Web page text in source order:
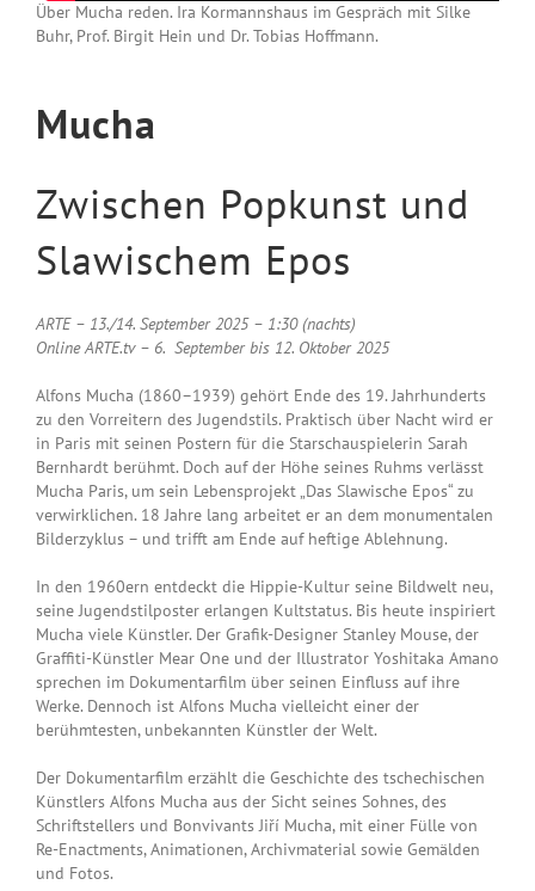
Über Mucha reden. Ira Kormannshaus im Gespräch mit Silke
Buhr, Prof. Birgit Hein und Dr. Tobias Hoffmann.
Mucha
Zwischen Popkunst und
Slawischem Epos
ARTE – 13./14. September 2025 – 1:30 (nachts)
Online ARTE.tv – 6. September bis 12. Oktober 2025
Alfons Mucha (1860–1939) gehört Ende des 19. Jahrhunderts
zu den Vorreitern des Jugendstils. Praktisch über Nacht wird er
in Paris mit seinen Postern für die Starschauspielerin Sarah
Bernhardt berühmt. Doch auf der Höhe seines Ruhms verlässt
Mucha Paris, um sein Lebensprojekt „Das Slawische Epos“ zu
verwirklichen. 18 Jahre lang arbeitet er an dem monumentalen
Bilderzyklus – und trifft am Ende auf heftige Ablehnung.
In den 1960ern entdeckt die Hippie-Kultur seine Bildwelt neu,
seine Jugendstilposter erlangen Kultstatus. Bis heute inspiriert
Mucha viele Künstler. Der Grafik-Designer Stanley Mouse, der
Graffiti-Künstler Mear One und der Illustrator Yoshitaka Amano
sprechen im Dokumentarfilm über seinen Einfluss auf ihre
Werke. Dennoch ist Alfons Mucha vielleicht einer der
berühmtesten, unbekannten Künstler der Welt.
Der Dokumentarfilm erzählt die Geschichte des tschechischen
Künstlers Alfons Mucha aus der Sicht seines Sohnes, des
Schriftstellers und Bonvivants Jiří Mucha, mit einer Fülle von
Re-Enactments, Animationen, Archivmaterial sowie Gemälden
und Fotos.